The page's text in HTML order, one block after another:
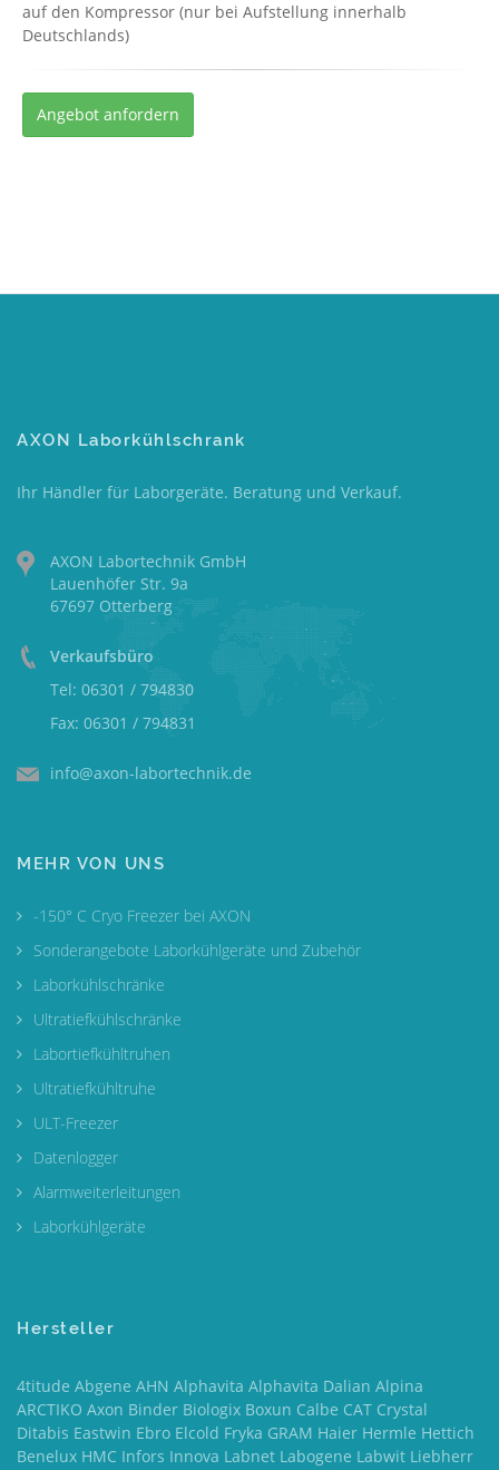
auf den Kompressor (nur bei Aufstellung innerhalb
Deutschlands)
Angebot anfordern
AXON Laborkühlschrank
Ihr Händler für Laborgeräte. Beratung und Verkauf.
AXON Labortechnik GmbH
Lauenhöfer Str. 9a
67697 Otterberg
Verkaufsbüro
Tel: 06301 / 794830
Fax: 06301 / 794831
info@axon-labortechnik.de
MEHR VON UNS
-150° C Cryo Freezer bei AXON
Sonderangebote Laborkühlgeräte und Zubehör
Laborkühlschränke
Ultratiefkühlschränke
Labortiefkühltruhen
Ultratiefkühltruhe
ULT-Freezer
Datenlogger
Alarmweiterleitungen
Laborkühlgeräte
Hersteller
4titude Abgene AHN Alphavita Alphavita Dalian Alpina
ARCTIKO Axon Binder Biologix Boxun Calbe CAT Crystal
Ditabis Eastwin Ebro Elcold Fryka GRAM Haier Hermle Hettich
Benelux HMC Infors Innova Labnet Labogene Labwit Liebherr